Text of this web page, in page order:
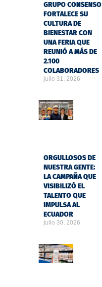
GRUPO CONSENSO
FORTALECE SU
CULTURA DE
BIENESTAR CON
UNA FERIA QUE
REUNIÓ A MÁS DE
2.100
COLABORADORES
julio 31, 2026
ORGULLOSOS DE
NUESTRA GENTE:
LA CAMPAÑA QUE
VISIBILIZÓ EL
TALENTO QUE
IMPULSA AL
ECUADOR
julio 30, 2026